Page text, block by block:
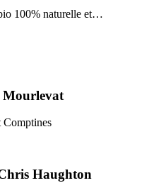
100% naturelle et…
Mourlevat
Comptines
Haughton